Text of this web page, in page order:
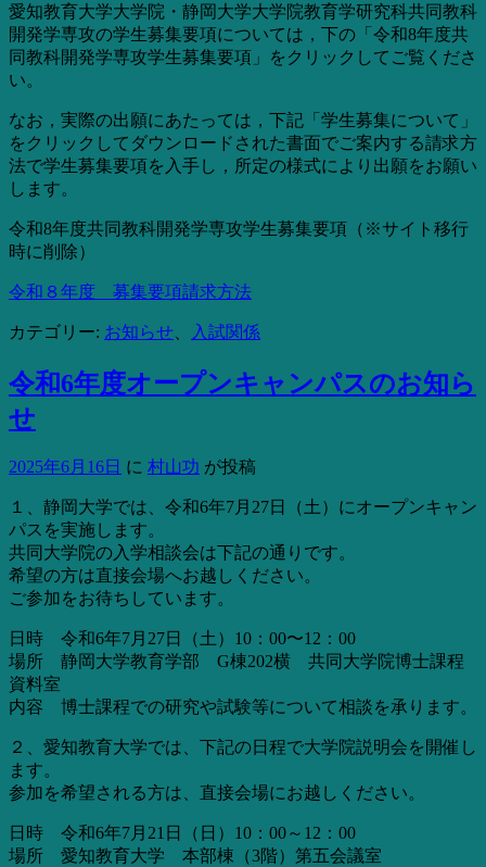
愛知教育大学大学院・静岡大学大学院教育学研究科共同教科
開発学専攻の学生募集要項については，下の「令和8年度共
同教科開発学専攻学生募集要項」をクリックしてご覧くださ
い。
なお，実際の出願にあたっては，下記「学生募集について」
をクリックしてダウンロードされた書面でご案内する請求方
法で学生募集要項を入手し，所定の様式により出願をお願い
します。
令和8年度共同教科開発学専攻学生募集要項（※サイト移行
時に削除）
令和８年度 募集要項請求方法
カテゴリー: お知らせ 入試関係
令和6年度オープンキャンパスのお知ら
せ
2025年6月16日 に 村山功 が投稿
１、静岡大学では、令和6年7月27日（土）にオープンキャン
パスを実施します。
共同大学院の入学相談会は下記の通りです。
希望の方は直接会場へお越しください。
ご参加をお待ちしています。
日時 令和6年7月27日（土）10：00〜12：00
場所 静岡大学教育学部 G棟202横 共同大学院博士課程
資料室
内容 博士課程での研究や試験等について相談を承ります。
２、愛知教育大学では、下記の日程で大学院説明会を開催し
ます。
参加を希望される方は、直接会場にお越しください。
日時 令和6年7月21日（日）10：00～12：00
場所 愛知教育大学 本部棟（3階）第五会議室